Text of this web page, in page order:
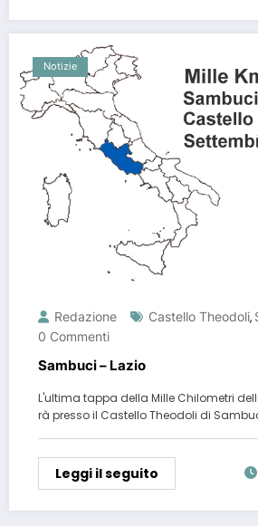
Notizie
Redazione Castello Theodoli,
0 Commenti
Sambuci – Lazio
L'ultima tappa della Mille Chilometri
rà presso il Castello Theodoli di
Leggi il seguito